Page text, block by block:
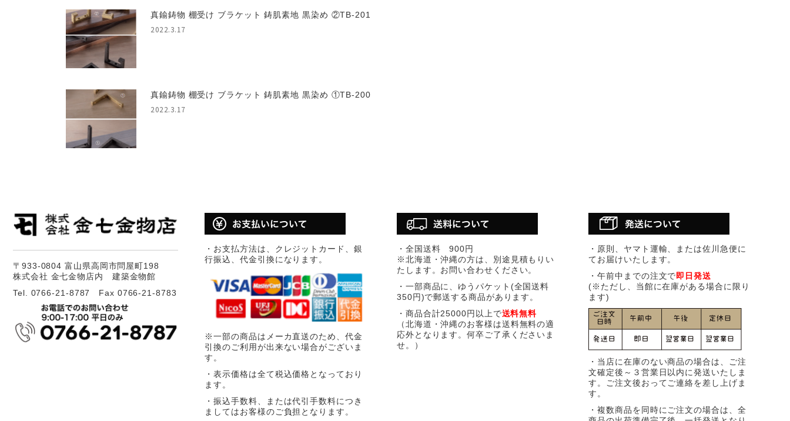
真鍮鋳物 棚受け ブラケット 鋳肌素地 黒染め ②TB-201
2022.3.17
真鍮鋳物 棚受け ブラケット 鋳肌素地 黒染め ①TB-200
2022.3.17
〒933-0804 富山県高岡市問屋町198
株式会社 金七金物店内 建築金物館
Tel. 0766-21-8787 Fax 0766-21-8783
・お支払方法は、クレジットカード、銀
行振込、代金引換になります。
※一部の商品はメーカ直送のため、代金
引換のご利用が出来ない場合がございま
す。
・表示価格は全て税込価格となっており
ます。
・振込手数料、または代引手数料につき
ましてはお客様のご負担となります。
・全国送料 900円
※北海道・沖縄の方は、別途見積もりい
たします。お問い合わせください。
・一部商品に、ゆうパケット(全国送料
350円)で郵送する商品があります。
・商品合計25000円以上で送料無料
（北海道・沖縄のお客様は送料無料の適
応外となります。何卒ご了承くださいま
せ。）
・原則、ヤマト運輸、または佐川急便に
てお届けいたします。
・午前中までの注文で即日発送
(※ただし、当館に在庫がある場合に限り
ます)
・当店に在庫のない商品の場合は、ご注
文確定後～３営業日以内に発送いたしま
す。ご注文後おってご連絡を差し上げま
す。
・複数商品を同時にご注文の場合は、全